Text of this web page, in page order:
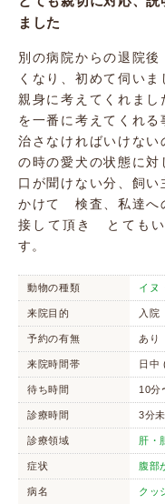
ました
別の病院からの退院
くなり、初めて伺い
親身に考えてくれま
を一番に考えてくれ
治さなければいけな
の時の愛犬の状態に対
口が聞けない分、飼
かけて 検査、私達へ
接して頂き とてもい
す。
動物の種類 イヌ
来院目的 入院
予約の有無 あり
来院時間帯 日中
待ち時間 10分
診療時間 3分
診療領域 肝・
症状 腹部
病名 クッ